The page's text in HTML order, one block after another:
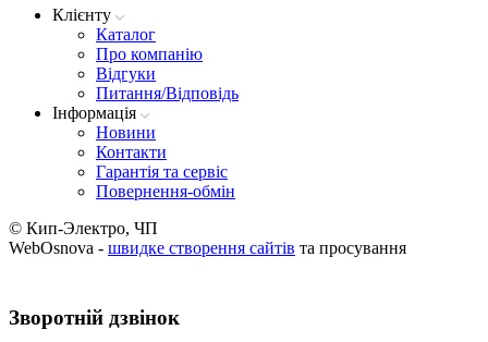
Клієнту
Каталог
Про компанію
Вiдгуки
Питання/Відповідь
Iнформацiя
Новини
Контакти
Гарантія та сервіс
Повернення-обмін
© Кип-Электро, ЧП
WebOsnova - швидке створення сайтів та просування
Зворотнiй дзвiнок